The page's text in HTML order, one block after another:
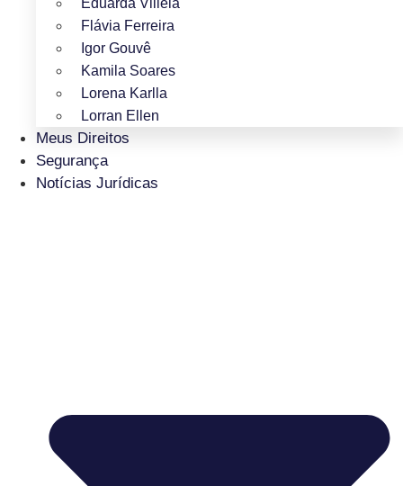
Eduarda Villela
Flávia Ferreira
Igor Gouvê
Kamila Soares
Lorena Karlla
Lorran Ellen
Meus Direitos
Segurança
Notícias Jurídicas